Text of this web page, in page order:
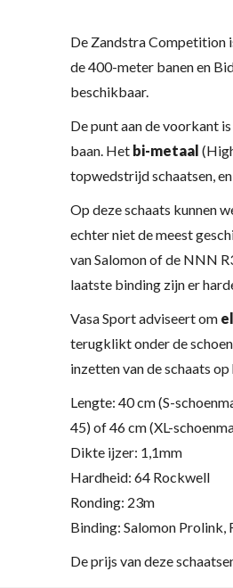
De Zandstra Competition
de 400-meter banen en
beschikbaar.
De punt aan de voorkant
baan. Het bi-metaal
topwedstrijd schaatsen,
Op deze schaats kunnen
echter niet de meest
van Salomon of de NNN
laatste binding zijn er
Vasa Sport adviseert om
terugklikt onder de
inzetten van de schaats
Lengte: 40 cm (S-
45) of 46 cm (XL-
Dikte ijzer: 1,1mm
Hardheid: 64 Rockwell
Ronding: 23m
Binding: Salomon
De prijs van deze